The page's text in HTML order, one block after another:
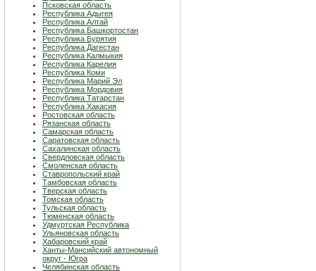
Псковская область
Республика Адыгея
Республика Алтай
Республика Башкортостан
Республика Бурятия
Республика Дагестан
Республика Калмыкия
Республика Карелия
Республика Коми
Республика Марий Эл
Республика Мордовия
Республика Татарстан
Республика Хакасия
Ростовская область
Рязанская область
Самарская область
Саратовская область
Сахалинская область
Свердловская область
Смоленская область
Ставропольский край
Тамбовская область
Тверская область
Томская область
Тульская область
Тюменская область
Удмуртская Республика
Ульяновская область
Хабаровский край
Ханты-Мансийский автономный
округ - Югра
Челябинская область